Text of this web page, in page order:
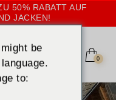
50% RABATT AUF
JACKEN!
0
be
to: